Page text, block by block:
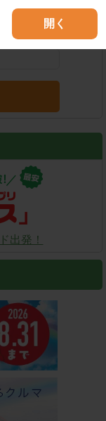
開く
空港名
出発！